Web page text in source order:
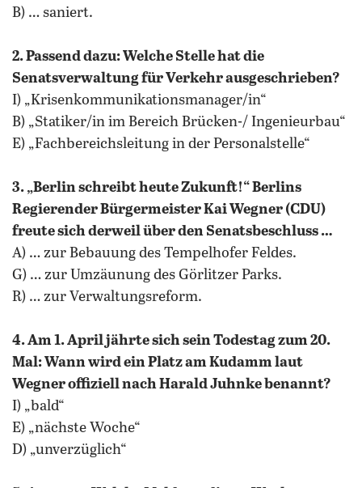
B) … saniert.
2. Passend dazu: Welche Stelle hat die
Senatsverwaltung für Verkehr ausgeschrieben?
I) „Krisenkommunikationsmanager/in“
B) „Statiker/in im Bereich Brücken-/ Ingenieurbau“
E) „Fachbereichsleitung in der Personalstelle“
3. „Berlin schreibt heute Zukunft!“ Berlins
Regierender Bürgermeister Kai Wegner (CDU)
freute sich derweil über den Senatsbeschluss …
A) … zur Bebauung des Tempelhofer Feldes.
G) … zur Umzäunung des Görlitzer Parks.
R) … zur Verwaltungsreform.
4. Am 1. April jährte sich sein Todestag zum 20.
Mal: Wann wird ein Platz am Kudamm laut
Wegner offiziell nach Harald Juhnke benannt?
I) „bald“
E) „nächste Woche“
D) „unverzüglich“